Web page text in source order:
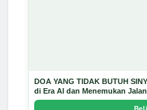
DOA YANG TIDAK BUTUH
di Era AI dan Menemukan
Arda Dinata